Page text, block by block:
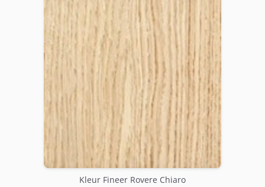
Kleur Fineer Rovere Chiaro